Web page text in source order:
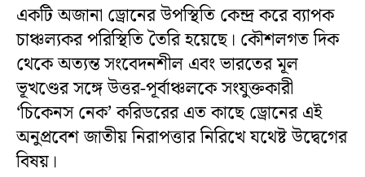
একটি অজানা ড্রোনের উপস্থিতি কেন্দ্র করে ব্যাপক
চাঞ্চল্যকর পরিস্থিতি তৈরি হয়েছে। কৌশলগত দিক
থেকে অত্যন্ত সংবেদনশীল এবং ভারতের মূল
ভূখণ্ডের সঙ্গে উত্তর-পূর্বাঞ্চলকে সংযুক্তকারী
‘চিকেনস নেক’ করিডরের এত কাছে ড্রোনের এই
অনুপ্রবেশ জাতীয় নিরাপত্তার নিরিখে যথেষ্ট উদ্বেগের
বিষয়।